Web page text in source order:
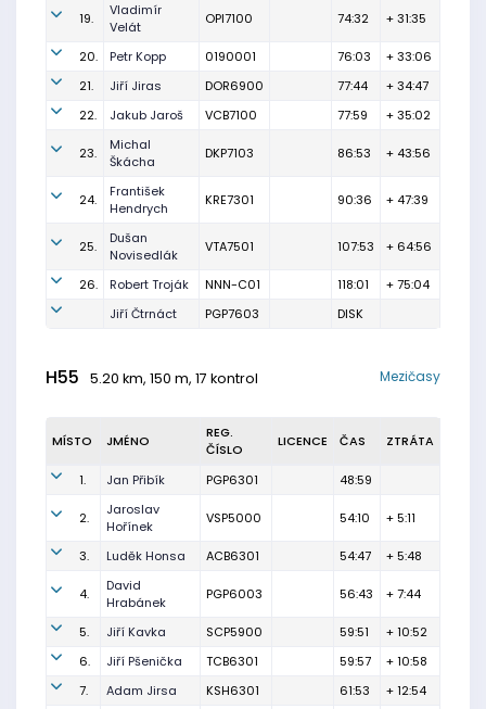
19.
Vladimír
Velát
OPI7100 74:32 + 31:35
20. Petr Kopp 0190001 76:03
+ 33:06
21.
Jiří Jiras DOR6900 77:44
+ 34:47
22.
Jakub Jaroš VCB7100 77:59 + 35:02
23.
Michal
Škácha
DKP7103 86:53 + 43:56
24.
František
Hendrych
KRE7301 90:36 + 47:39
25.
Dušan
Novisedlák
VTA7501 107:53 + 64:56
26. Robert Troják NNN-C01 118:01
+ 75:04
Jiří Čtrnáct
PGP7603 DISK
H55 5.20 km, 150 m, 17 kontrol Mezičasy
MÍSTO JMÉNO
REG.
ČÍSLO
LICENCE ČAS ZTRÁTA
1. Jan Přibík PGP6301 48:59
2.
Jaroslav
Hořínek
VSP5000 54:10 + 5:11
3. Luděk Honsa ACB6301 54:47 + 5:48
4.
David
Hrabánek
PGP6003 56:43 + 7:44
5. Jiří Kavka SCP5900 59:51
+ 10:52
6.
Jiří Pšenička TCB6301 59:57
+ 10:58
7.
Adam Jirsa KSH6301 61:53 + 12:54